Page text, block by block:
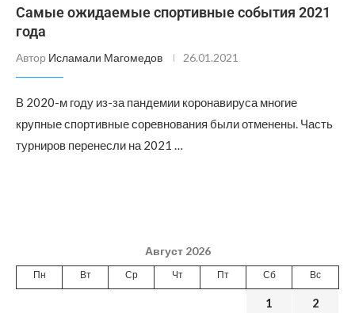
Самые ожидаемые спортивные события 2021
года
Автор Исламали Магомедов 26.01.2021
В 2020-м году из-за пандемии коронавируса многие
крупные спортивные соревнования были отменены. Часть
турниров перенесли на 2021 …
Август 2026
Пн Вт Ср Чт Пт Сб Вс
1 2